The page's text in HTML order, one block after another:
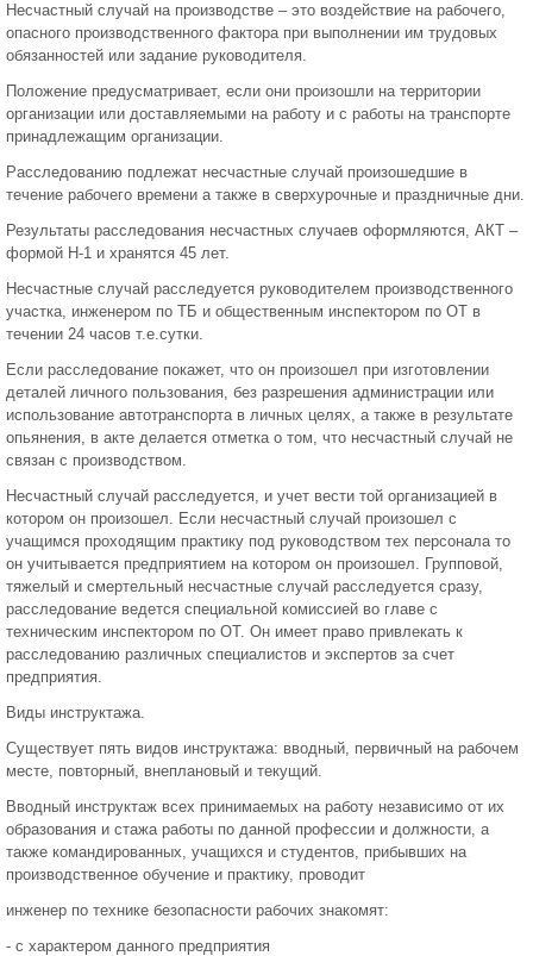
Несчастный случай на производстве – это воздействие на рабочего,
опасного производственного фактора при выполнении им трудовых
обязанностей или задание руководителя.
Положение предусматривает, если они произошли на территории
организации или доставляемыми на работу и с работы на транспорте
принадлежащим организации.
Расследованию подлежат несчастные случай произошедшие в
течение рабочего времени а также в сверхурочные и праздничные дни.
Результаты расследования несчастных случаев оформляются, АКТ –
формой Н-1 и хранятся 45 лет.
Несчастные случай расследуется руководителем производственного
участка, инженером по ТБ и общественным инспектором по ОТ в
течении 24 часов т.е.сутки.
Если расследование покажет, что он произошел при изготовлении
деталей личного пользования, без разрешения администрации или
использование автотранспорта в личных целях, а также в результате
опьянения, в акте делается отметка о том, что несчастный случай не
связан с производством.
Несчастный случай расследуется, и учет вести той организацией в
котором он произошел. Если несчастный случай произошел с
учащимся проходящим практику под руководством тех персонала то
он учитывается предприятием на котором он произошел. Групповой,
тяжелый и смертельный несчастные случай расследуется сразу,
расследование ведется специальной комиссией во главе с
техническим инспектором по ОТ. Он имеет право привлекать к
расследованию различных специалистов и экспертов за счет
предприятия.
Виды инструктажа.
Существует пять видов инструктажа: вводный, первичный на рабочем
месте, повторный, внеплановый и текущий.
Вводный инструктаж всех принимаемых на работу независимо от их
образования и стажа работы по данной профессии и должности, а
также командированных, учащихся и студентов, прибывших на
производственное обучение и практику, проводит
инженер по технике безопасности рабочих знакомят:
- с характером данного предприятия